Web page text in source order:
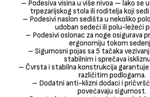
– Podesiva visina u više nivoa — lako se
trpezarijskog stola ili roditelja koji
– Podesivi naslon sedišta u nekoliko
udoban sedeći ili polu-ležeći
– Podesivi oslonac za noge osigurava
ergonomiju tokom
– Sigurnosni pojas sa 5 tačaka
stabilnim i sprečava
– Čvrsta i stabilna konstrukcija
različitim podlogama.
– Dodatni anti-klizni dodaci i
povećavaju sigurnost.